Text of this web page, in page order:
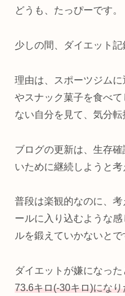
どうも、たっぴーです。
少しの間、ダイエット記
理由は、スポーツジム
やスナック菓子を食べ
ない自分を見て、気分転
ブログの更新は、生存
いために継続しようと考
普段は楽観的なのに、
ールに入り込むような
ルを鍛えていかないとで
ダイエットが嫌になった
73.6キロ(-30キロ)にな